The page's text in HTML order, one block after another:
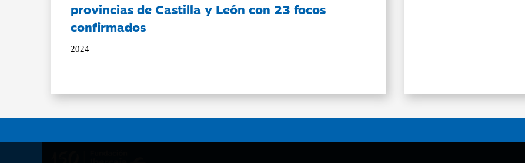
provincias de Castilla y León con 23 focos
confirmados
2024